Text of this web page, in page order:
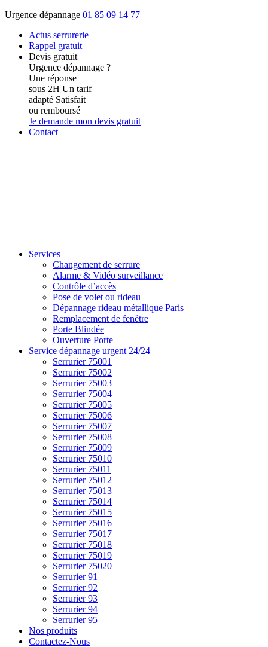
Urgence dépannage 01 85 09 14 77
Actus serrurerie
Rappel gratuit
Devis gratuit
Urgence dépannage ?
Une réponse
sous 2H Un tarif
adapté Satisfait
ou remboursé
Je demande mon devis gratuit
Contact
Services
Changement de serrure
Alarme & Vidéo surveillance
Contrôle d’accès
Pose de volet ou rideau
Dépannage rideau métallique Paris
Remplacement de fenêtre
Porte Blindée
Ouverture Porte
Service dépannage urgent 24/24
Serrurier 75001
Serrurier 75002
Serrurier 75003
Serrurier 75004
Serrurier 75005
Serrurier 75006
Serrurier 75007
Serrurier 75008
Serrurier 75009
Serrurier 75010
Serrurier 75011
Serrurier 75012
Serrurier 75013
Serrurier 75014
Serrurier 75015
Serrurier 75016
Serrurier 75017
Serrurier 75018
Serrurier 75019
Serrurier 75020
Serrurier 91
Serrurier 92
Serrurier 93
Serrurier 94
Serrurier 95
Nos produits
Contactez-Nous